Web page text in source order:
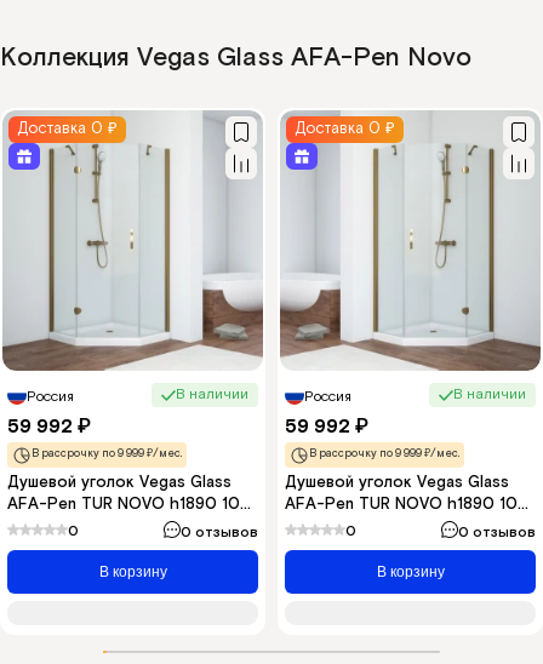
Коллекция Vegas Glass AFA-Pen Novo
Доставка 0 ₽
Россия В наличии
59 992 ₽
В рассрочку по 9 999 ₽/мес.
Душевой уголок Vegas Glass
AFA-Pen TUR NOVO h1890 100
05 01 L 100x100 см L, профиль
бронза, стекло прозрачное
0 0 отзывов
В корзину
Доставка 0 ₽
Россия В наличии
59 992 ₽
В рассрочку по 9 999 ₽/мес.
Душевой уголок Vegas Glass
AFA-Pen TUR NOVO h1890 100
05 01 R 100x100 см R, профиль
бронза, стекло прозрачное
0 0 отзывов
В корзину